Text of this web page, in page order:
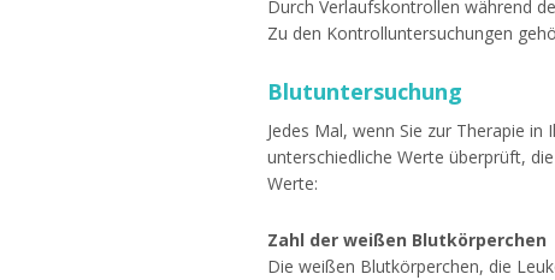
Durch Verlaufskontrollen während
Zu den Kontrolluntersuchungen
Blutuntersuchung
Jedes Mal, wenn Sie zur Therapie
unterschiedliche Werte überprüft,
Werte:
Zahl der weißen Blutkörperchen
Die weißen Blutkörperchen, die